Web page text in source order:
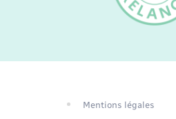
DE
Mentions légales